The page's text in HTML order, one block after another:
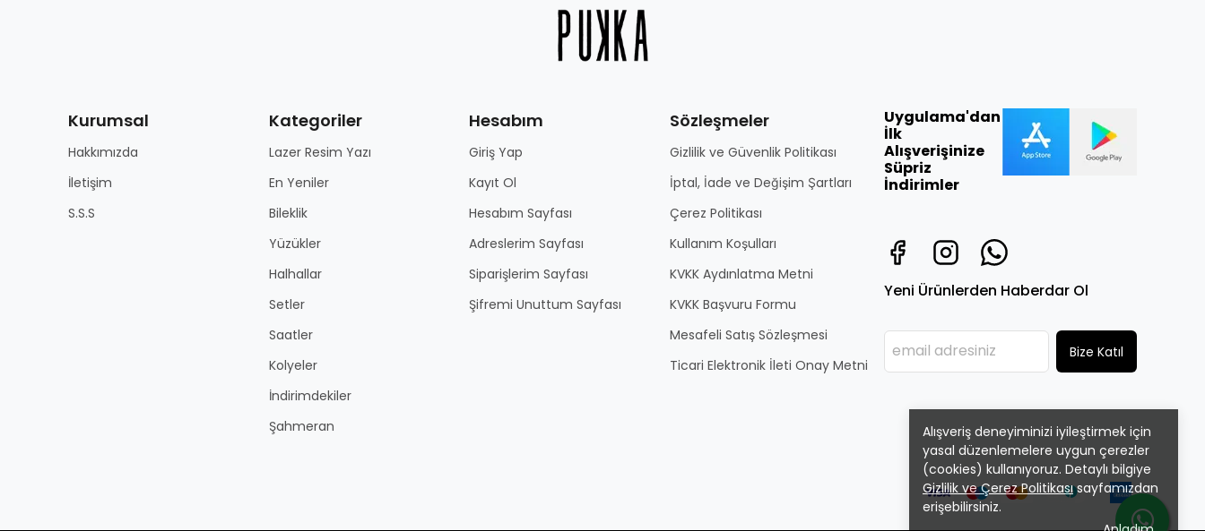
Alışveriş deneyiminizi iyileştirmek için
yasal düzenlemelere uygun çerezler
(cookies) kullanıyoruz. Detaylı bilgiye
Gizlilik ve Çerez Politikasısayfamızdan
erişebilirsiniz.
Kurumsal
Hakkımızda
İletişim
S.S.S
Kategoriler
Lazer Resim Yazı
En Yeniler
Bileklik
Yüzükler
Halhallar
Setler
Saatler
Kolyeler
İndirimdekiler
Şahmeran
Hesabım
Giriş Yap
Kayıt Ol
Hesabım Sayfası
Adreslerim Sayfası
Siparişlerim Sayfası
Şifremi Unuttum Sayfası
Sözleşmeler
Gizlilik ve Güvenlik Politikası
İptal, İade ve Değişim Şartları
Çerez Politikası
Kullanım Koşulları
KVKK Aydınlatma Metni
KVKK Başvuru Formu
Mesafeli Satış Sözleşmesi
Ticari Elektronik İleti Onay Metni
Uygulama'dan
İlk
Alışverişinize
Süpriz
İndirimler
Yeni Ürünlerden Haberdar Ol
Bize Katıl